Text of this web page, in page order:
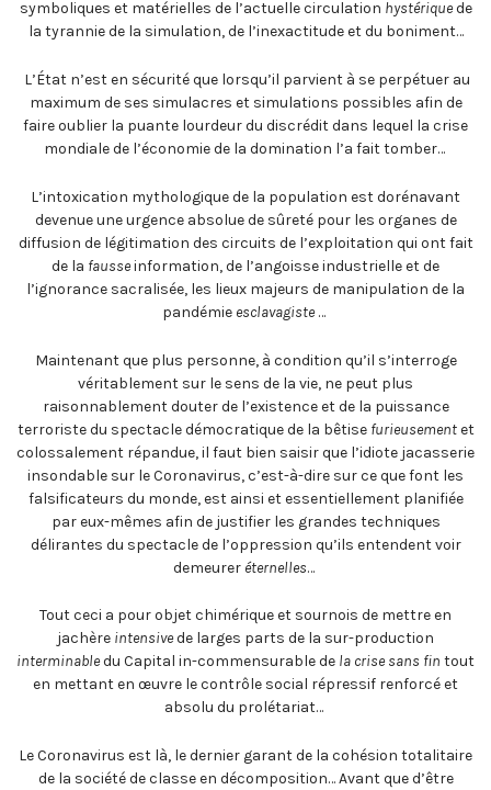
symboliques et matérielles de l’actuelle circulation hystériquede
la tyrannie de la simulation, de l’inexactitude et du boniment…
L’État n’est en sécurité que lorsqu’il parvient à se perpétuer au
maximum de ses simulacres et simulations possibles afin de
faire oublier la puante lourdeur du discrédit dans lequel la crise
mondiale de l’économie de la domination l’a fait tomber…
L’intoxication mythologique de la population est dorénavant
devenue une urgence absolue de sûreté pour les organes de
diffusion de légitimation des circuits de l’exploitation qui ont fait
de la fausseinformation, de l’angoisse industrielle et de
l’ignorance sacralisée, les lieux majeurs de manipulation de la
pandémie esclavagiste…
Maintenant que plus personne, à condition qu’il s’interroge
véritablement sur le sens de la vie, ne peut plus
raisonnablement douter de l’existence et de la puissance
terroriste du spectacle démocratique de la bêtise furieusementet
colossalement répandue, il faut bien saisir que l’idiote jacasserie
insondable sur le Coronavirus, c’est-à-dire sur ce que font les
falsificateurs du monde, est ainsi et essentiellement planifiée
par eux-mêmes afin de justifier les grandes techniques
délirantes du spectacle de l’oppression qu’ils entendent voir
demeurer éternelles…
Tout ceci a pour objet chimérique et sournois de mettre en
jachère intensivede larges parts de la sur-production
interminabledu Capital in-commensurable de la crise sans fin tout
en mettant en œuvre le contrôle social répressif renforcé et
absolu du prolétariat…
Le Coronavirus est là, le dernier garant de la cohésion totalitaire
de la société de classe en décomposition… Avant que d’être